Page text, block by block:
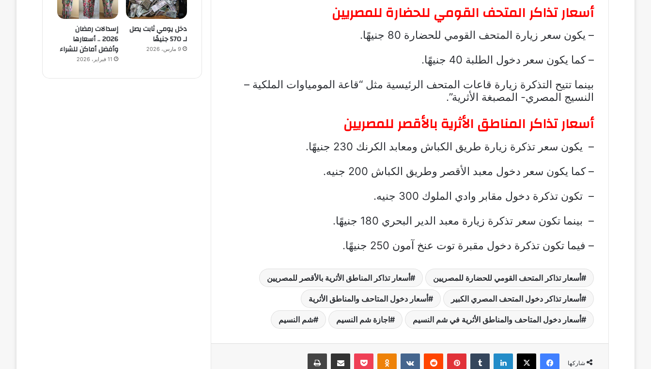
أسعار تذاكر المتحف القومي للحضارة للمصريين
– يكون سعر زيارة المتحف القومي للحضارة 80 جنيهًا.
– كما يكون سعر دخول الطلبة 40 جنيهًا.
بينما تتيح التذكرة زيارة قاعات المتحف الرئيسية مثل “قاعة المومياوات الملكية –
النسيج المصري- المصبغة الأثرية”.
أسعار تذاكر المناطق الأثرية بالأقصر للمصريين
– يكون سعر تذكرة زيارة طريق الكباش ومعابد الكرنك 230 جنيهًا.
– كما يكون سعر دخول معبد الأقصر وطريق الكباش 200 جنيه.
– تكون تذكرة دخول مقابر وادي الملوك 300 جنيه.
– بينما تكون سعر تذكرة زيارة معبد الدير البحري 180 جنيهًا.
– فيما تكون تذكرة دخول مقبرة توت عنخ آمون 250 جنيهًا.
أسعار تذاكر المتحف القومي للحضارة للمصريين أسعار تذاكر المناطق الأثرية بالأقصر للمصريين
أسعار تذاكر دخول المتحف المصري الكبير أسعار دخول المتاحف والمناطق الأثرية
أسعار دخول المتاحف والمناطق الأثرية في شم النسيم اجازة شم النسيم شم النسيم
شاركها
فيسبوك ‫X لينكدإن ‏Tumblr بينتيريست
‏Reddit
‏VKontakte
Odnoklassniki
‫Pocket مشاركة عبر البريد طباعة
دخل يومي ثابت يصل
لـ 570 جنيهًا
9 مارس، 2026
إسدالات رمضان
2026 .. أسعارها
وأفضل أماكن للشراء
11 فبراير، 2026